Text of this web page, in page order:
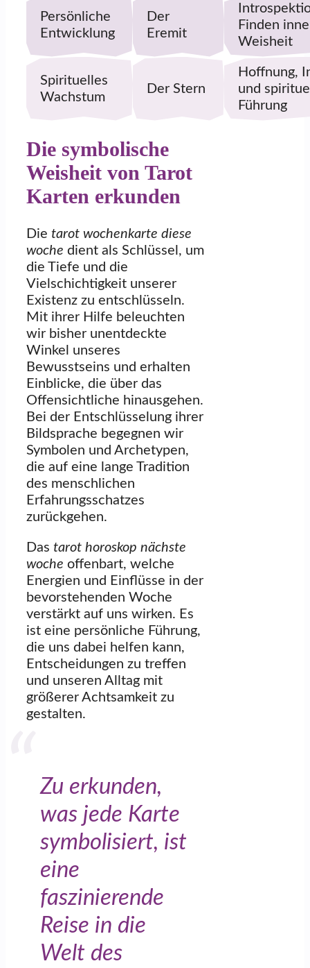
Persönliche
Entwicklung
Der
Eremit
Finden
Weisheit
Spirituelles
Wachstum
Der Stern
Hoffnung,
und
Führung
Die symbolische
Weisheit von Tarot
Karten erkunden
Die tarot wochenkarte diese
woche dient als Schlüssel, um
die Tiefe und die
Vielschichtigkeit unserer
Existenz zu entschlüsseln.
Mit ihrer Hilfe beleuchten
wir bisher unentdeckte
Winkel unseres
Bewusstseins und erhalten
Einblicke, die über das
Offensichtliche hinausgehen.
Bei der Entschlüsselung ihrer
Bildsprache begegnen wir
Symbolen und Archetypen,
die auf eine lange Tradition
des menschlichen
Erfahrungsschatzes
zurückgehen.
Das tarot horoskop nächste
woche offenbart, welche
Energien und Einflüsse in der
bevorstehenden Woche
verstärkt auf uns wirken. Es
ist eine persönliche Führung,
die uns dabei helfen kann,
Entscheidungen zu treffen
und unseren Alltag mit
größerer Achtsamkeit zu
gestalten.
Zu erkunden,
was jede Karte
symbolisiert, ist
eine
faszinierende
Reise in die
Welt des